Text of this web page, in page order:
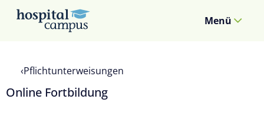
Menü
Pflichtunterweisungen
Online Fortbildung